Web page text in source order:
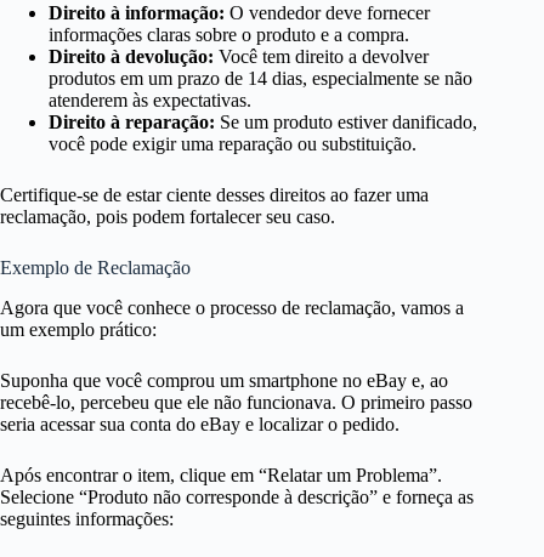
Direito à informação: O vendedor deve fornecer
informações claras sobre o produto e a compra.
Direito à devolução: Você tem direito a devolver
produtos em um prazo de 14 dias, especialmente se não
atenderem às expectativas.
Direito à reparação: Se um produto estiver danificado,
você pode exigir uma reparação ou substituição.
Certifique-se de estar ciente desses direitos ao fazer uma
reclamação, pois podem fortalecer seu caso.
Exemplo de Reclamação
Agora que você conhece o processo de reclamação, vamos a
um exemplo prático:
Suponha que você comprou um smartphone no eBay e, ao
recebê-lo, percebeu que ele não funcionava. O primeiro passo
seria acessar sua conta do eBay e localizar o pedido.
Após encontrar o item, clique em “Relatar um Problema”.
Selecione “Produto não corresponde à descrição” e forneça as
seguintes informações: